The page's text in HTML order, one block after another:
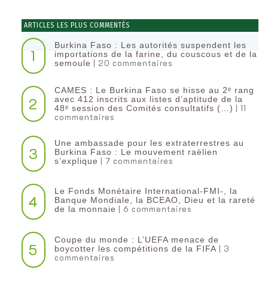
ARTICLES LES PLUS COMMENTÉS
1
Burkina Faso : Les autorités suspendent les
importations de la farine, du couscous et de la
semoule
| 20 commentaires
2
CAMES : Le Burkina Faso se hisse au 2ᵉ rang
avec 412 inscrits aux listes d’aptitude de la
48ᵉ session des Comités consultatifs (…)
| 11
commentaires
3
Une ambassade pour les extraterrestres au
Burkina Faso : Le mouvement raëlien
s’explique
| 7 commentaires
4
Le Fonds Monétaire International-FMI-, la
Banque Mondiale, la BCEAO, Dieu et la rareté
de la monnaie
| 6 commentaires
5
Coupe du monde : L’UEFA menace de
boycotter les compétitions de la FIFA | 3
commentaires